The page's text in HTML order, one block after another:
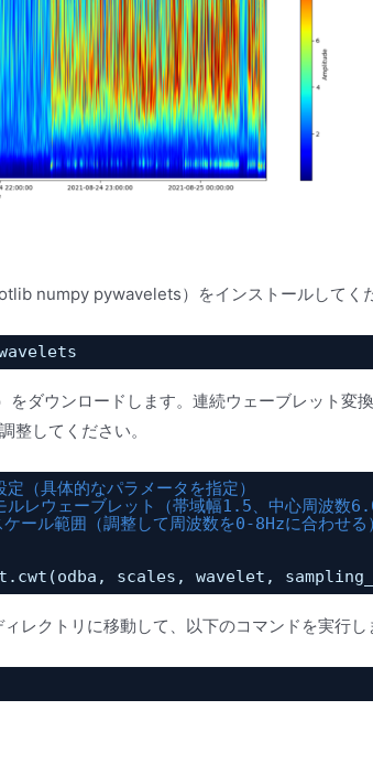
numpy pywavelets）をインストールしてくだ
をダウンロードします。連続ウェーブレット変
整してください。
（具体的なパラメータを指定）
レウェーブレット（帯域幅1.5、中心周波数
ール範囲（調整して周波数を0-8Hzに合わせる）
scales, wavelet,
レクトリに移動して、以下のコマンドを実行し